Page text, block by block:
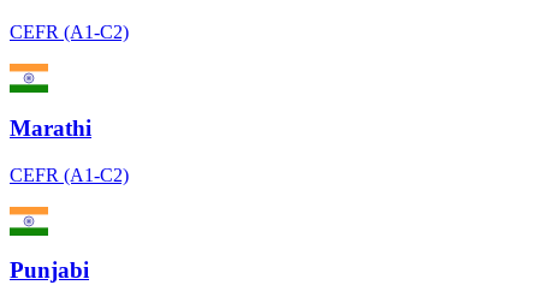
CEFR (A1-C2)
Marathi
CEFR (A1-C2)
Punjabi